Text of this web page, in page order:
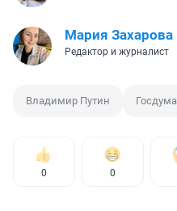
Мария Захарова
Редактор и журналист
Владимир Путин Госдума
0 0